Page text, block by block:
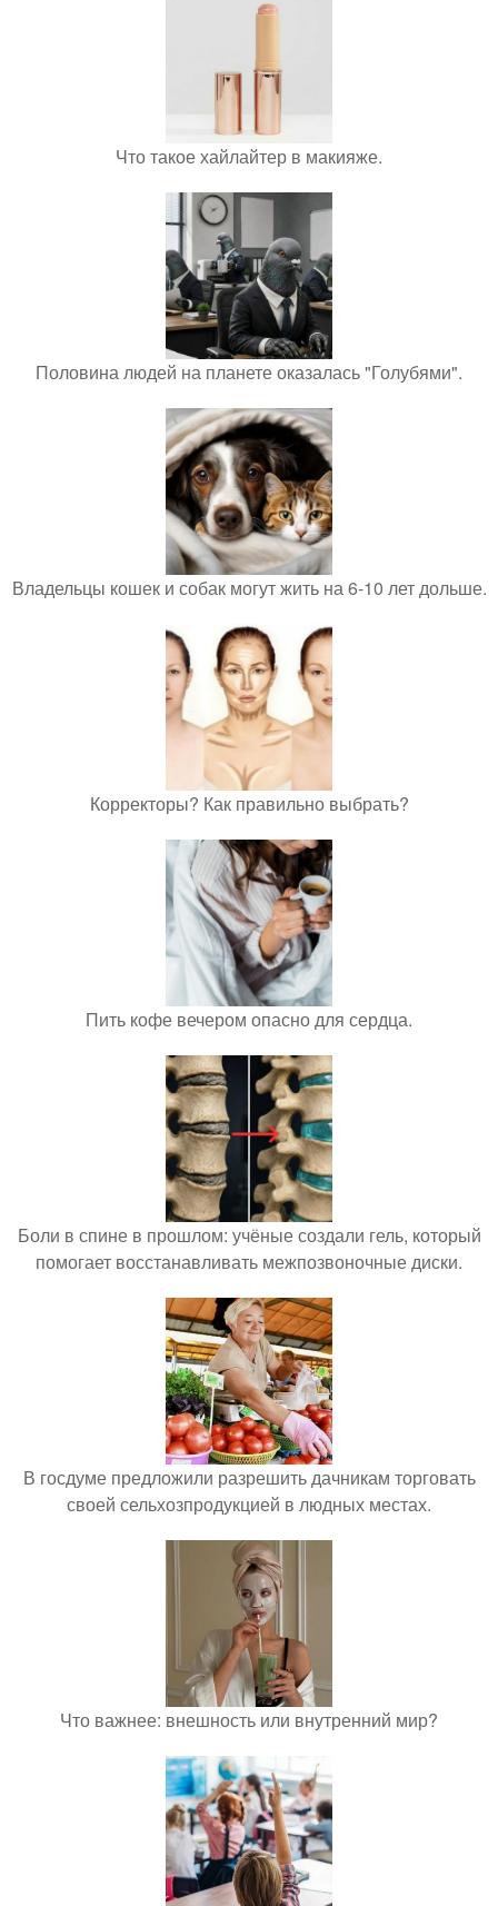
Что такое хайлайтер в макияже.
Половина людей на планете оказалась "Голубями".
Владельцы кошек и собак могут жить на 6-10 лет дольше.
Корректоры? Как правильно выбрать?
Пить кофе вечером опасно для сердца.
Боли в спине в прошлом: учёные создали гель, который
помогает восстанавливать межпозвоночные диски.
В госдуме предложили разрешить дачникам торговать
своей сельхозпродукцией в людных местах.
Что важнее: внешность или внутренний мир?